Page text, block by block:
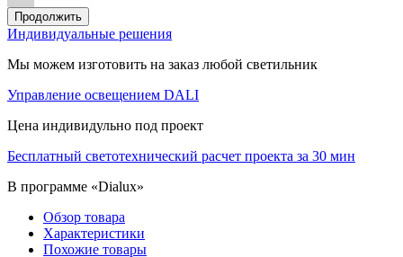
Продолжить
Индивидуальные решения
Мы можем изготовить на заказ любой светильник
Управление освещением DALI
Цена индивидульно под проект
Бесплатный светотехнический расчет проекта за 30 мин
В программе «Dialux»
Обзор товара
Характеристики
Похожие товары